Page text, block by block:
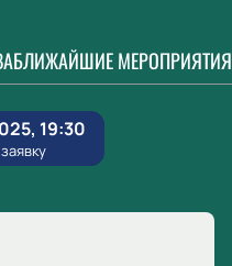
БЛИЖАЙШИЕ МЕРОПРИЯТИЯ